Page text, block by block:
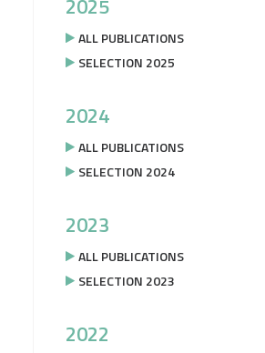
2025
ALL PUBLICATIONS
SELECTION 2025
2024
ALL PUBLICATIONS
SELECTION 2024
2023
ALL PUBLICATIONS
SELECTION 2023
2022